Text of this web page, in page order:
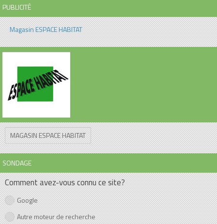
PUBLICITÉ
Magasin ESPACE HABITAT
MAGASIN ESPACE HABITAT
SONDAGE
Comment avez-vous connu ce site?
Google
Autre moteur de recherche